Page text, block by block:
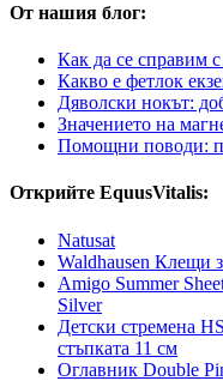
От нашия блог:
Как да се справим
Какво е фетлок
Дяволски нокът:
Значението на
Помощни поводи:
Открийте EquusVitalis:
Natusat
Waldhausen Клещи
Amigo Summer
Silver
Детски стремена
стъпката 11 см
Оглавник Double